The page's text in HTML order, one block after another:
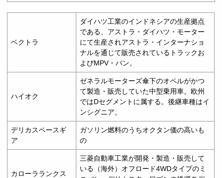
ベクトラ
ダイハツ工業のインドネシアの生産拠点
である、アストラ・ダイハツ・モーター
にて生産されアストラ・インターナショ
ナルを通じて販売されているトラックお
よびMPV・バン。
ハイオク
ゼネラルモーターズ傘下のオペルがかつ
て製造・販売していた中型乗用車。欧州
ではDセグメントに属する。後継車種はイ
ンシグニア。
デリカスペースギ
ア
ガソリン燃料のうちオクタン価の高いも
の
カローラランクス
三菱自動車工業が開発・製造・販売して
いる（海外）オフロード4WDタイプのミ